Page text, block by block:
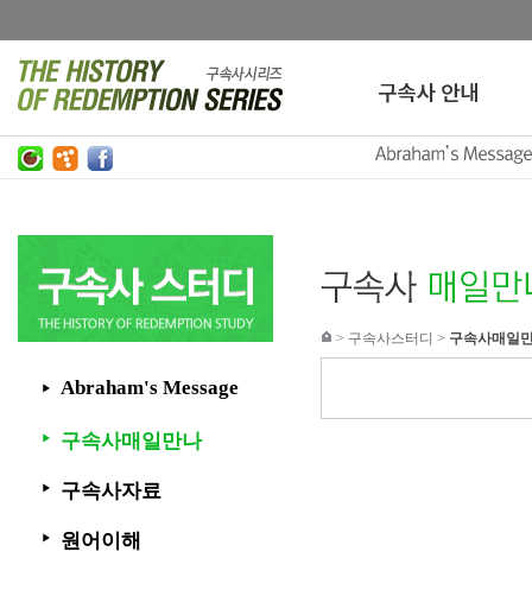
> 구속사스터디 > 구속사매일
▶ Abraham's Message
▶ 구속사매일만나
▶ 구속사자료
▶ 원어이해